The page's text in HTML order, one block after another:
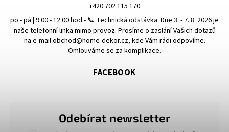
Odebírat newsletter
+420 702 115 170
po - pá | 9:00 - 12:00 hod - 📞 Technická odstávka: Dne 3. - 7. 8. 2026 je
naše telefonní linka mimo provoz. Prosíme o zaslání Vašich dotazů
na e-mail obchod@home-dekor.cz, kde Vám rádi odpovíme.
Omlouváme se za komplikace.
FACEBOOK